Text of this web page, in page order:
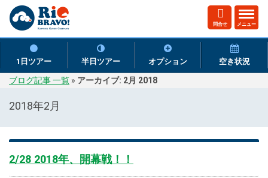
ト
グ
ナ
ビ
メニュー
問合せ
1日ツアー 半日ツアー オプション 空き状況
ブログ記事 一覧 » アーカイブ: 2月 2018
2018年2月
2/28 2018年、開幕戦！！